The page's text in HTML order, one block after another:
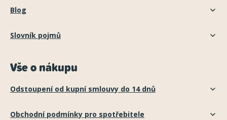
Blog
Slovník pojmů
Vše o nákupu
Odstoupení od kupní smlouvy do 14 dnů
Obchodní podmínky pro spotřebitele